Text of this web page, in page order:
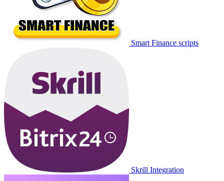
Smart Finance scripts
Skrill Integration